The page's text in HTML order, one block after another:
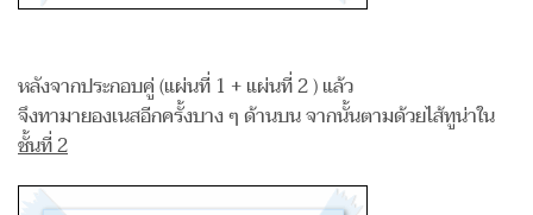
หลังจากประกอบคู่ (แผ่นที่ 1 + แผ่นที่ 2 ) แล้ว
จึงทามายองเนสอีกครั้งบาง ๆ ด้านบน จากนั้นตามด้วยไส้ทูน่าใน
ชั้นที่ 2